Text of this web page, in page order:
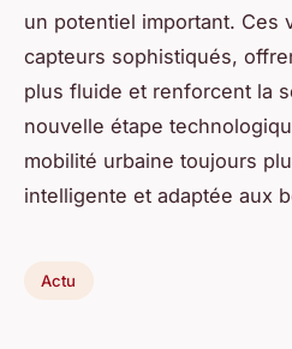
un potentiel important. Ces
capteurs sophistiqués,
plus fluide et renforcent la
nouvelle étape
mobilité urbaine toujours
intelligente et adaptée aux
Actu